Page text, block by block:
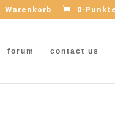
Warenkorb 0-Punkte
forum contact us